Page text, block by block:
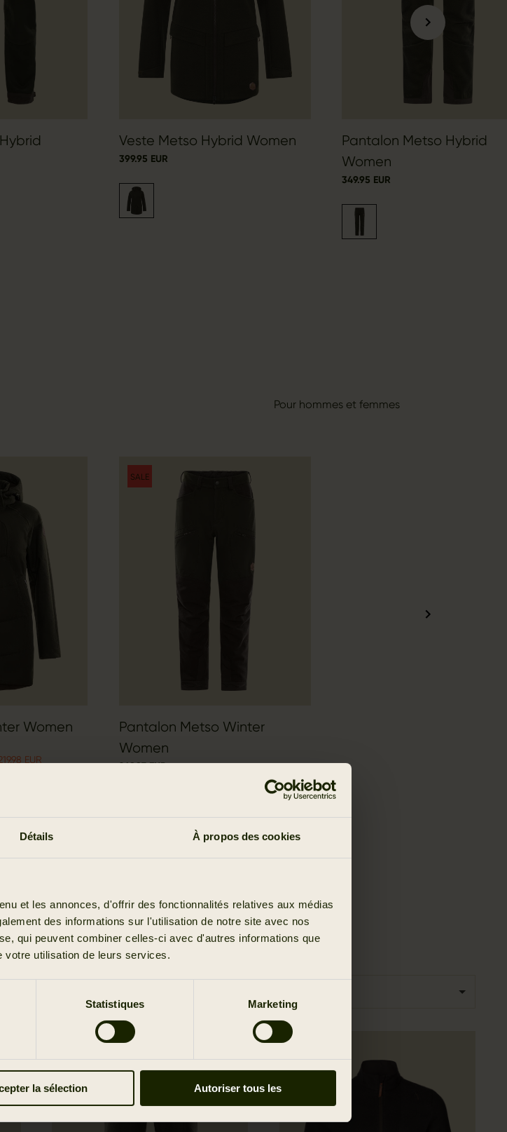
Détails À propos des cookies
et les annonces, d'offrir des fonctionnalités relatives aux médias
des informations sur l'utilisation de notre site avec nos
qui peuvent combiner celles-ci avec d'autres informations que
votre utilisation de leurs services.
Statistiques Marketing
la sélection Autoriser tous les
Veste Metso Hybrid Women
399.95 EUR
Pantalon Metso Hybrid
Women
349.95 EUR
Pour hommes et femmes
Women
EUR
SALE
Pantalon Metso Winter
Women
269.97 EUR